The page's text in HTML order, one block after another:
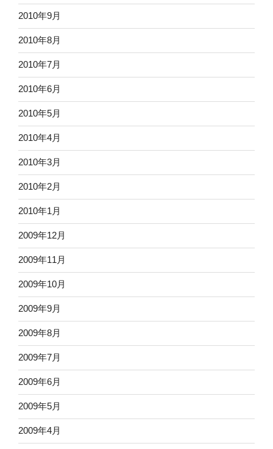
2010年9月
2010年8月
2010年7月
2010年6月
2010年5月
2010年4月
2010年3月
2010年2月
2010年1月
2009年12月
2009年11月
2009年10月
2009年9月
2009年8月
2009年7月
2009年6月
2009年5月
2009年4月